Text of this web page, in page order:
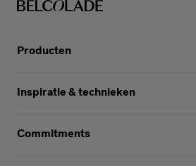
Producten
Inspiratie & technieken
Commitments